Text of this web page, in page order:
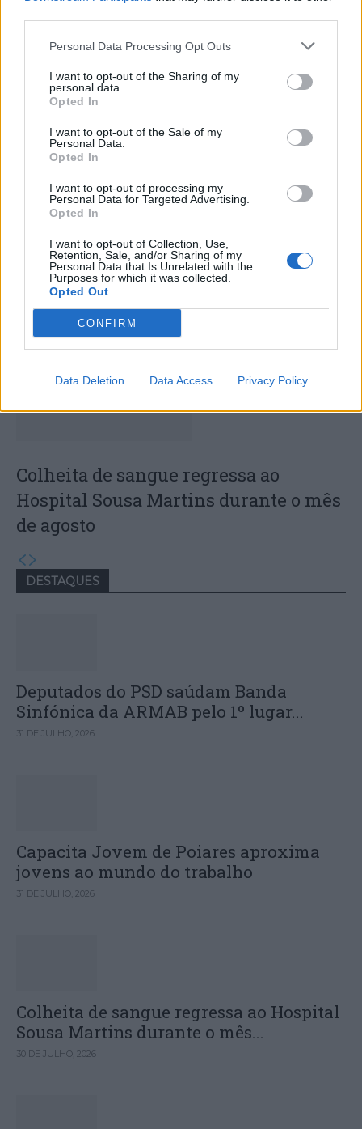
Personal Data Processing Opt Outs
I want to opt-out of the Sharing of my
personal data.
Opted In
I want to opt-out of the Sale of my
Personal Data.
Opted In
I want to opt-out of processing my
Personal Data for Targeted Advertising.
Opted In
I want to opt-out of Collection, Use,
Retention, Sale, and/or Sharing of my
Personal Data that Is Unrelated with the
Purposes for which it was collected.
Opted Out
CONFIRM
Data Deletion Data Access Privacy Policy
Sinfónica da ARMAB pelo 1º lugar no
certame internacional de Valência
Capacita Jovem de Poiares aproxima
jovens ao mundo do trabalho
Colheita de sangue regressa ao
Hospital Sousa Martins durante o mês
de agosto
DESTAQUES
Deputados do PSD saúdam Banda
Sinfónica da ARMAB pelo 1º lugar...
31 DE JULHO, 2026
Capacita Jovem de Poiares aproxima
jovens ao mundo do trabalho
31 DE JULHO, 2026
Colheita de sangue regressa ao Hospital
Sousa Martins durante o mês...
30 DE JULHO, 2026